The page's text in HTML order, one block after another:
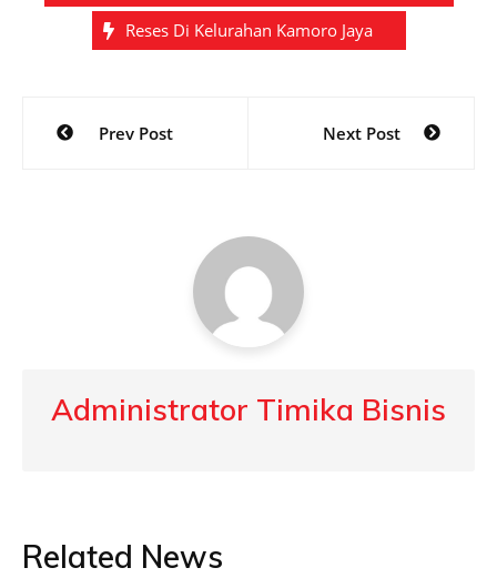
Reses Di Kelurahan Kamoro Jaya
Post
navigation
Prev Post Next Post
Administrator Timika Bisnis
Related News